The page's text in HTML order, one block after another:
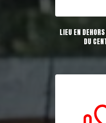
LIEU EN
DU